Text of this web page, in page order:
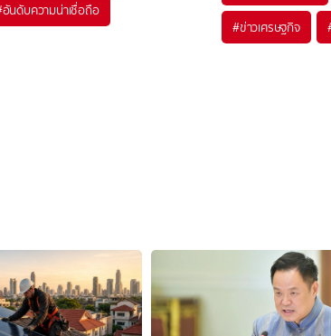
อันดับความน่าเชื่อถือ
#ข่าวเศรษฐกิจ